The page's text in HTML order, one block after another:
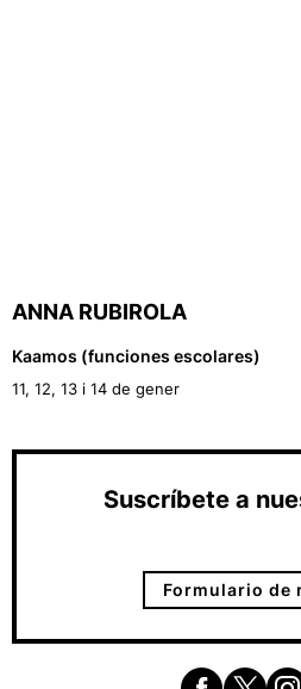
ANNA RUBIROLA
Kaamos (funciones escolares)
11, 12, 13 i 14 de gener
Suscríbete a
Formulario de